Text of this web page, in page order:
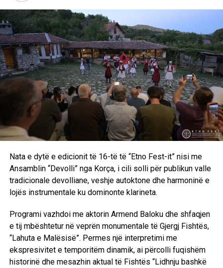
shkollat e Kosovës gjatë viteve ’90, i ndërtuar mbi dëshmi,
intervista dhe materiale arkivore.
Aktivitetet e ditës u përmbyllën me “Etno Nejën”, ku
interpretoi grupi “Ardian Behrami CIPA & Band”, duke sjellë
përpunime muzikore për publikun pranishëm. /E.A/
Nata e dytë e edicionit të 16-të të “Etno Fest-it” nisi me
Ansamblin “Devolli” nga Korça, i cili solli për publikun valle
tradicionale devolliane, veshje autoktone dhe harmoninë e
lojës instrumentale ku dominonte klarineta.
Programi vazhdoi me aktorin Armend Baloku dhe shfaqjen
e tij mbështetur në veprën monumentale të Gjergj Fishtës,
“Lahuta e Malësisë”. Permes një interpretimi me
ekspresivitet e temporitëm dinamik, ai përcolli fuqishëm
historinë dhe mesazhin aktual të Fishtës “Lidhnju bashkë